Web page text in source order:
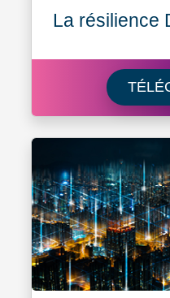
La résilience